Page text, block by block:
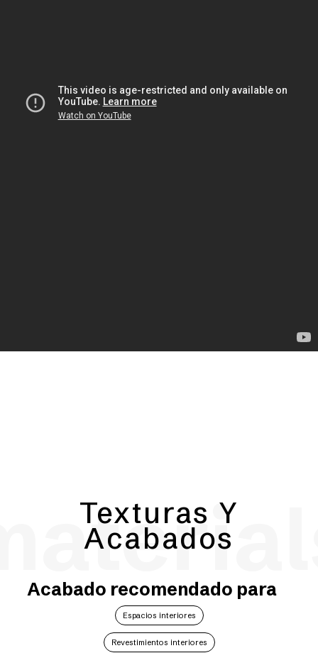
Texturas Y
Acabados
Acabado recomendado para
Espacios interiores
Revestimientos interiores